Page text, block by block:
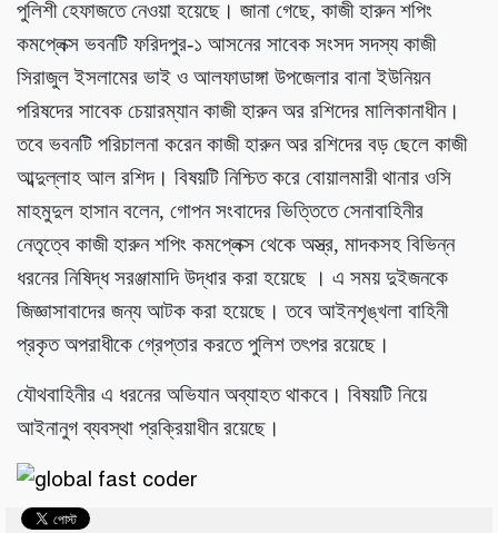
পুলিশী হেফাজতে নেওয়া হয়েছে। জানা গেছে, কাজী হারুন শপিং
কমপ্লেক্স ভবনটি ফরিদপুর-১ আসনের সাবেক সংসদ সদস্য কাজী
সিরাজুল ইসলামের ভাই ও আলফাডাঙ্গা উপজেলার বানা ইউনিয়ন
পরিষদের সাবেক চেয়ারম্যান কাজী হারুন অর রশিদের মালিকানাধীন।
তবে ভবনটি পরিচালনা করেন কাজী হারুন অর রশিদের বড় ছেলে কাজী
আব্দুল্লাহ আল রশিদ। বিষয়টি নিশ্চিত করে বোয়ালমারী থানার ওসি
মাহমুদুল হাসান বলেন, গোপন সংবাদের ভিত্তিতে সেনাবাহিনীর
নেতৃত্বে কাজী হারুন শপিং কমপ্লেক্স থেকে অস্ত্র, মাদকসহ বিভিন্ন
ধরনের নিষিদ্ধ সরঞ্জামাদি উদ্ধার করা হয়েছে । এ সময় দুইজনকে
জিজ্ঞাসাবাদের জন্য আটক করা হয়েছে। তবে আইনশৃঙ্খলা বাহিনী
প্রকৃত অপরাধীকে গ্রেপ্তার করতে পুলিশ তৎপর রয়েছে।
যৌথবাহিনীর এ ধরনের অভিযান অব্যাহত থাকবে। বিষয়টি নিয়ে
আইনানুগ ব্যবস্থা প্রক্রিয়াধীন রয়েছে।